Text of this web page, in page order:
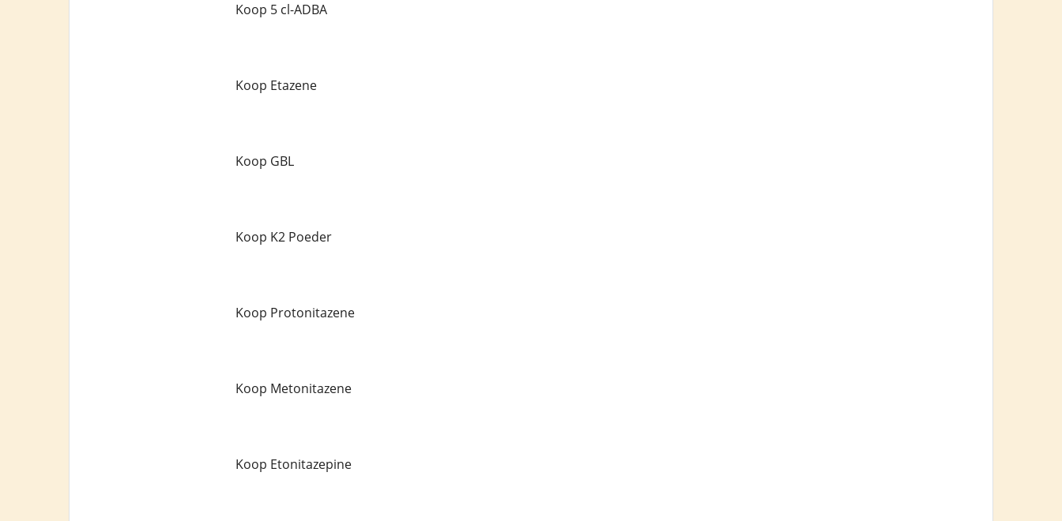
Koop 5 cl-ADBA
Koop Etazene
Koop GBL
Koop K2 Poeder
Koop Protonitazene
Koop Metonitazene
Koop Etonitazepine